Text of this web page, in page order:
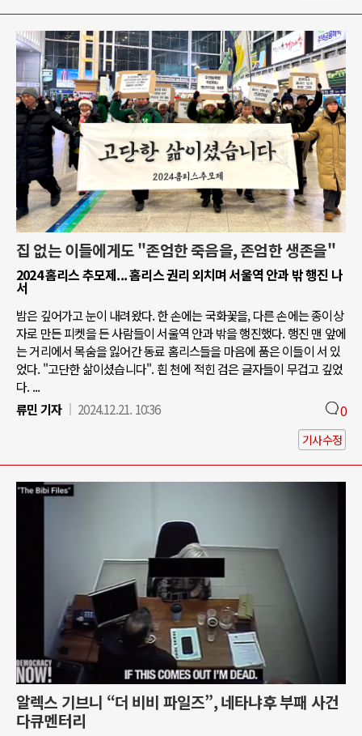
집 없는 이들에게도 "존엄한 죽음을, 존엄한 생존을"
2024 홈리스 추모제... 홈리스 권리 외치며 서울역 안과 밖 행진 나
서
밤은 깊어가고 눈이 내려왔다. 한 손에는 국화꽃을, 다른 손에는 종이상
자로 만든 피켓을 든 사람들이 서울역 안과 밖을 행진했다. 행진 맨 앞에
는 거리에서 목숨을 잃어간 동료 홈리스들을 마음에 품은 이들이 서 있
었다. "고단한 삶이셨습니다". 흰 천에 적힌 검은 글자들이 무겁고 깊었
다. ...
류민 기자
2024.12.21. 10:36 0
기사수정
알렉스 기브니 “더 비비 파일즈”, 네타냐후 부패 사건
다큐멘터리